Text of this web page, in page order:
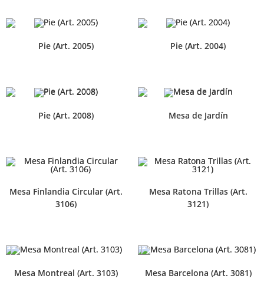
Pie (Art. 2005) Pie (Art. 2004)
Pie (Art. 2008) Mesa de Jardín
Mesa Finlandia Circular (Art.
3106)
Mesa Ratona Trillas (Art.
3121)
Mesa Montreal (Art. 3103) Mesa Barcelona (Art. 3081)